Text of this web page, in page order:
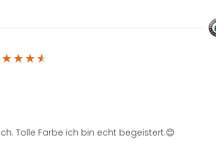
Tolle Farbe ich bin echt begeistert.😊